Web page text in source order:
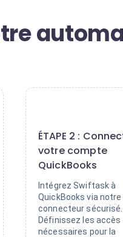
ÉTAPE 2 :
votre compte
QuickBooks
Intégrez Swiftask à
QuickBooks via notre
connecteur sécurisé.
Définissez les accès
nécessaires pour la